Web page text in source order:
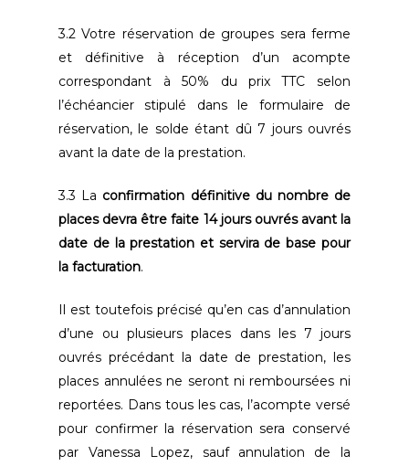
3.2 Votre réservation de groupes sera ferme
et définitive à réception d’un acompte
correspondant à 50% du prix TTC selon
l’échéancier stipulé dans le formulaire de
réservation, le solde étant dû 7 jours ouvrés
avant la date de la prestation.
3.3 La confirmation définitive du nombre de
places devra être faite 14 jours ouvrés avant la
date de la prestation et servira de base pour
la facturation.
Il est toutefois précisé qu’en cas d’annulation
d’une ou plusieurs places dans les 7 jours
ouvrés précédant la date de prestation, les
places annulées ne seront ni remboursées ni
reportées. Dans tous les cas, l’acompte versé
pour confirmer la réservation sera conservé
par Vanessa Lopez, sauf annulation de la